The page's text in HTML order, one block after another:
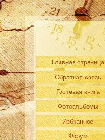
Главная страница
Обратная связь
Гостевая книга
Фотоальбомы
Избранное
Форум